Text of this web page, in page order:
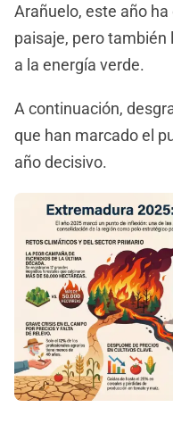
Arañuelo, este año
paisaje, pero
a la energía verde.
A continuación,
que han marcado el
año decisivo.